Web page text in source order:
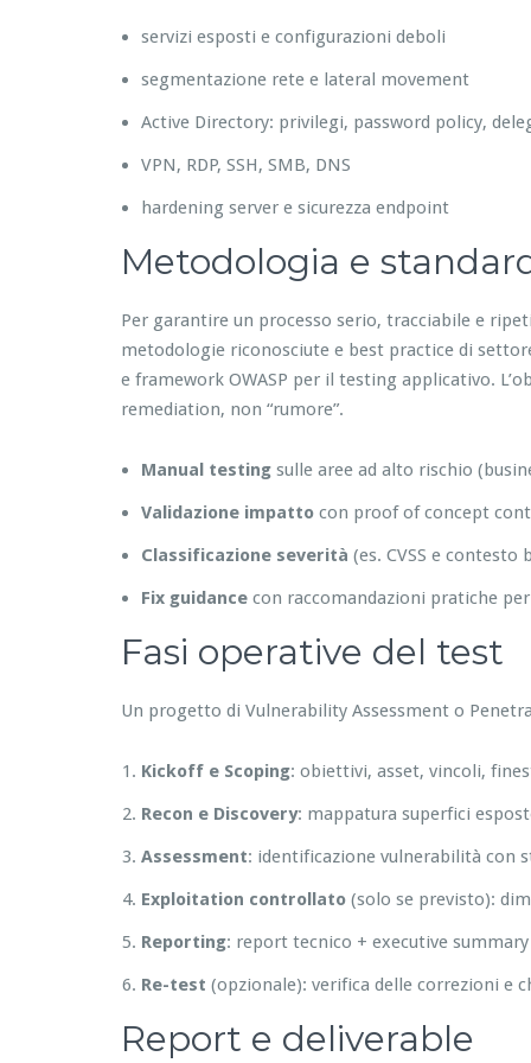
servizi esposti e configurazioni deboli
segmentazione rete e lateral movement
Active Directory: privilegi, password policy,
VPN, RDP, SSH, SMB, DNS
hardening server e sicurezza endpoint
Metodologia e
Per garantire un processo serio, tracciabile e
metodologie riconosciute e best practice di
e framework OWASP per il testing applicativo.
remediation, non “rumore”.
Manual testing sulle aree ad alto rischio
Validazione impatto con proof of concept
Classificazione severità (es. CVSS e contesto
Fix guidance con raccomandazioni pratiche
Fasi operative del test
Un progetto di Vulnerability Assessment o
Kickoff e Scoping: obiettivi, asset, vincoli,
Recon e Discovery: mappatura superfici
Assessment: identificazione vulnerabilità con
Exploitation controllato (solo se previsto):
Reporting: report tecnico + executive
Re-test (opzionale): verifica delle correzioni e
Report e deliverable